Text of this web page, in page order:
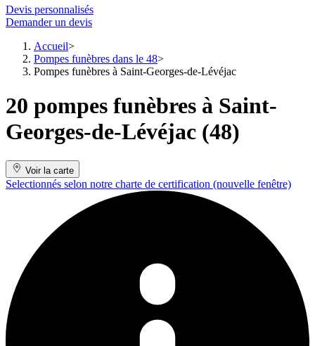
Devis personnalisés
Demander un devis
Accueil
Pompes funèbres dans le 48
Pompes funèbres à Saint-Georges-de-Lévéjac
20 pompes funèbres à Saint-
Georges-de-Lévéjac (48)
Voir la carte
Selectionnés selon notre charte de certification (nouvelle fenêtre)